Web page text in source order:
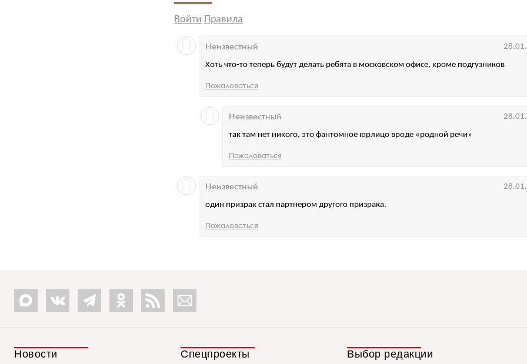
Войти Правила
Хоть что-то теперь будут делать ребята в московском офисе, кроме подгузников
Неизвестный
Пожаловаться
так там нет никого, это фантомное юрлицо вроде «родной речи»
Неизвестный
Пожаловаться
один призрак стал партнером другого призрака.
Неизвестный
Пожаловаться
Новости Спецпроекты Выбор редакции